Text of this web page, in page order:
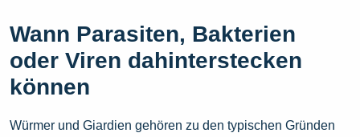
Wann Parasiten, Bakterien
oder Viren dahinterstecken
können
Würmer und Giardien gehören zu den typischen Gründen